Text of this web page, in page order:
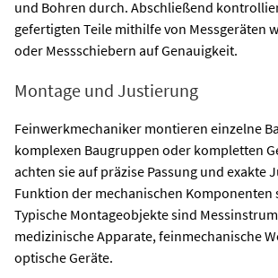
und Bohren durch. Abschließend
gefertigten Teile mithilfe von Messgeräten
oder Messschiebern auf Genauigkeit.
Montage und Justierung
Feinwerkmechaniker montieren einzelne
komplexen Baugruppen oder kompletten
achten sie auf präzise Passung und exakte
Funktion der mechanischen Komponenten
Typische Montageobjekte sind
medizinische Apparate, feinmechanische
optische Geräte.